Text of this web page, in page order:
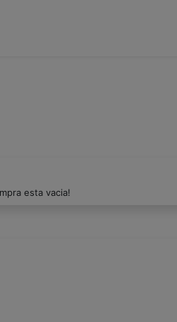
esta vacia!